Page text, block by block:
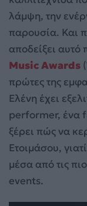
λάμψη, την
παρουσία. Και
αποδείξει αυτό
Music Awards
πρώτες της
Ελένη έχει
performer, ένα
ξέρει πώς να
Ετοιμάσου,
μέσα από τις
events.